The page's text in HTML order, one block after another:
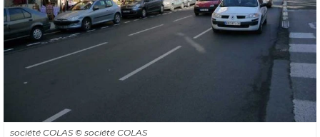
société COLAS © société COLAS